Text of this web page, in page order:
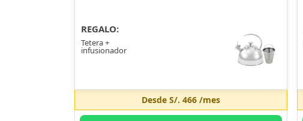
REGALO:
Tetera +
infusionador
Desde S/. 466/mes